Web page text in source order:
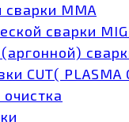
MMA
сварки
CUT( PLASMA